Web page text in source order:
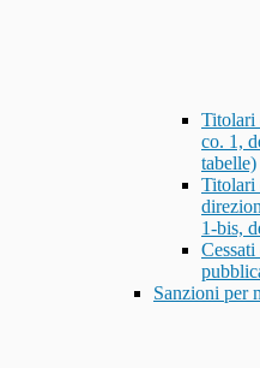
Titolari
co. 1,
tabelle)
Titolari
1-bis,
Sanzioni per